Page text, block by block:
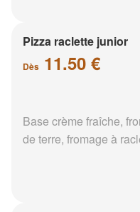
Pizza raclette junior
Dès 11.50 €
Base crème fraîche,
de terre, fromage à